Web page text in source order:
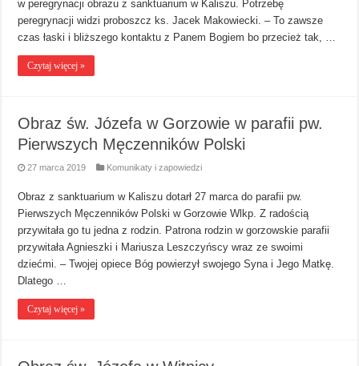
w peregrynacji obrazu z sanktuarium w Kaliszu. Potrzebę
peregrynacji widzi proboszcz ks. Jacek Makowiecki. – To zawsze
czas łaski i bliższego kontaktu z Panem Bogiem bo przecież tak, …
Czytaj więcej »
Obraz św. Józefa w Gorzowie w parafii pw.
Pierwszych Męczenników Polski
27 marca 2019 Komunikaty i zapowiedzi
Obraz z sanktuarium w Kaliszu dotarł 27 marca do parafii pw.
Pierwszych Męczenników Polski w Gorzowie Wlkp. Z radością
przywitała go tu jedna z rodzin. Patrona rodzin w gorzowskie parafii
przywitała Agnieszki i Mariusza Leszczyńscy wraz ze swoimi
dziećmi. – Twojej opiece Bóg powierzył swojego Syna i Jego Matkę.
Dlatego …
Czytaj więcej »